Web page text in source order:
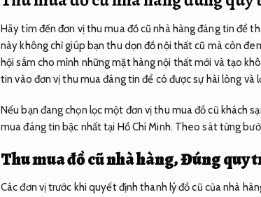
Hãy tìm đến đơn vị thu mua đồ cũ nhà hàng đáng tin để
này không chỉ giúp bạn thu dọn đồ nội thất cũ mà còn
hội sắm cho mình những mặt hàng nội thất mới và tạo
tin vào đơn vị thu mua đáng tin để có được sự hài lòng và
Nếu bạn đang chọn lọc một đơn vị thu mua đồ cũ khách
mua đáng tin bậc nhất tại Hồ Chí Minh. Theo sát từng
Thu mua đồ cũ nhà hàng,Đúng quy
Các đơn vị trước khi quyết định thanh lý đồ cũ của nhà